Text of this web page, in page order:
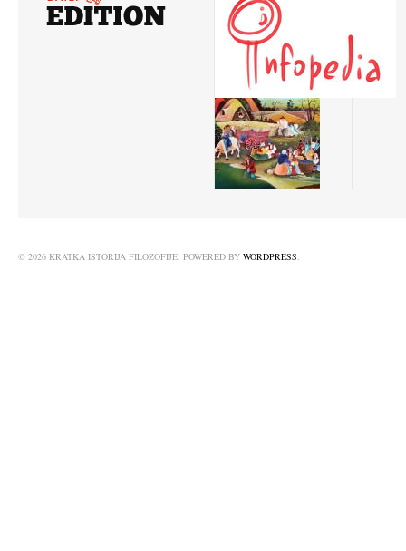
© 2026 KRATKA ISTORIJA FILOZOFIJE. POWERED BY WORDPRESS.